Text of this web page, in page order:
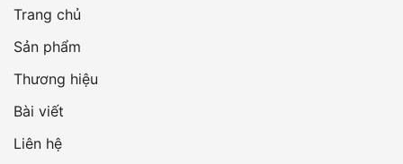
Trang chủ
Sản phẩm
Thương hiệu
Bài viết
Liên hệ